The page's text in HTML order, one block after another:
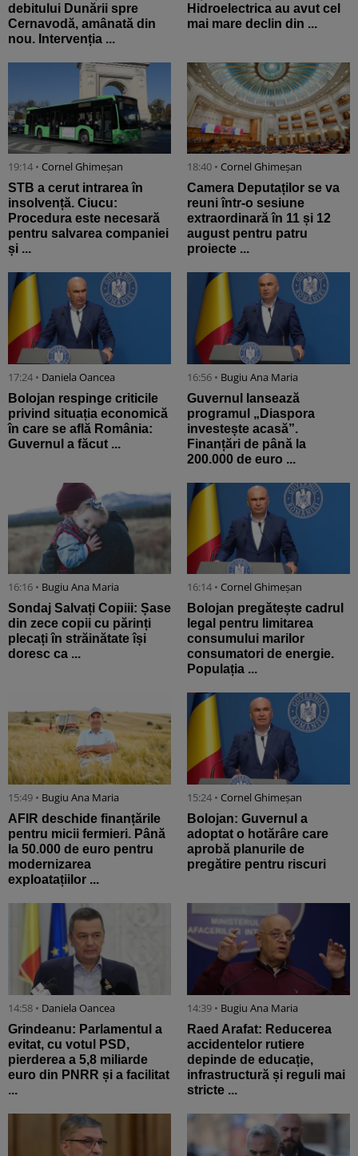
debitului Dunării spre
Cernavodă, amânată din
nou. Intervenția ...
Hidroelectrica au avut cel
mai mare declin din ...
19:14 • Cornel Ghimeșan
STB a cerut intrarea în
insolvență. Ciucu:
Procedura este necesară
pentru salvarea companiei
și ...
18:40 • Cornel Ghimeșan
Camera Deputaților se va
reuni într-o sesiune
extraordinară în 11 și 12
august pentru patru
proiecte ...
17:24 • Daniela Oancea
Bolojan respinge criticile
privind situația economică
în care se află România:
Guvernul a făcut ...
16:56 • Bugiu ⁠Ana Maria
Guvernul lansează
programul „Diaspora
investește acasă”.
Finanțări de până la
200.000 de euro ...
16:16 • Bugiu ⁠Ana Maria
Sondaj Salvați Copiii: Șase
din zece copii cu părinți
plecați în străinătate își
doresc ca ...
16:14 • Cornel Ghimeșan
Bolojan pregătește cadrul
legal pentru limitarea
consumului marilor
consumatori de energie.
Populația ...
15:49 • Bugiu ⁠Ana Maria
AFIR deschide finanțările
pentru micii fermieri. Până
la 50.000 de euro pentru
modernizarea
exploatațiilor ...
15:24 • Cornel Ghimeșan
Bolojan: Guvernul a
adoptat o hotărâre care
aprobă planurile de
pregătire pentru riscuri
14:58 • Daniela Oancea
Grindeanu: Parlamentul a
evitat, cu votul PSD,
pierderea a 5,8 miliarde
euro din PNRR și a facilitat
...
14:39 • Bugiu ⁠Ana Maria
Raed Arafat: Reducerea
accidentelor rutiere
depinde de educație,
infrastructură și reguli mai
stricte ...